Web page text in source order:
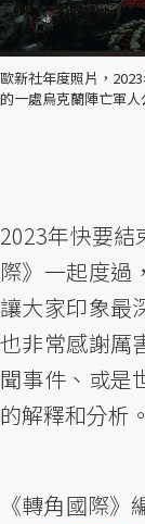
歐新社年度照片，
的一處烏克蘭陣亡軍
2023年快要結
際》一起度過
讓大家印象最
也非常感謝厲
聞事件、或是
的解釋和分析。
《轉角國際